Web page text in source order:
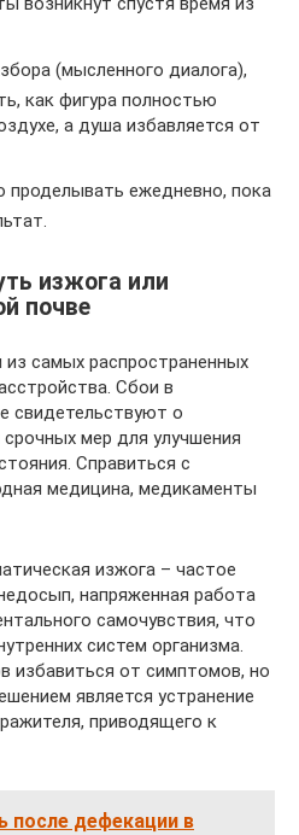
(мысленного диалога),
как фигура полностью
а душа избавляется от
проделывать ежедневно, пока
изжога или
почве
самых распространенных
Сбои в
свидетельствуют о
мер для улучшения
Справиться с
медицина, медикаменты
изжога – частое
напряженная работа
самочувствия, что
систем организма.
избавиться от симптомов, но
является устранение
приводящего к
после дефекации в